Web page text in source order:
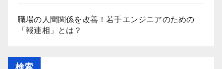
職場の人間関係を改善！若手エンジニアのための
「報連相」とは？